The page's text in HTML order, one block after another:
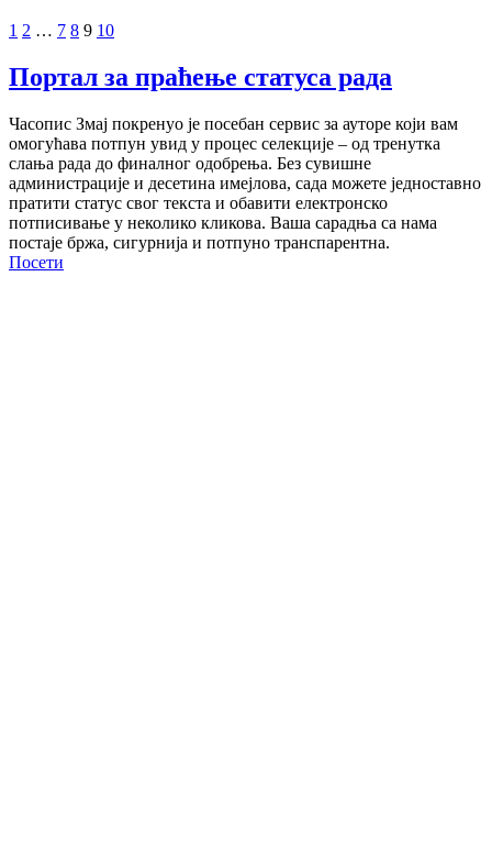
1 2 … 7 8 9 10
Портал за праћење статуса рада
Часопис Змај покренуо је посебан сервис за ауторе који вам
омогућава потпун увид у процес селекције – од тренутка
слања рада до финалног одобрења. Без сувишне
администрације и десетина имејлова, сада можете једноставно
пратити статус свог текста и обавити електронско
потписивање у неколико кликова. Ваша сарадња са нама
постаје бржа, сигурнија и потпуно транспарентна.
Посети